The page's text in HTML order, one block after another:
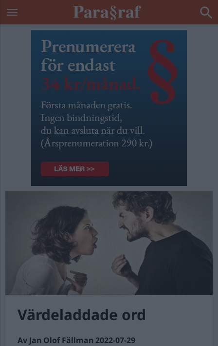
Värdeladdade ord
Av Jan Olof Fällman 2022-07-29